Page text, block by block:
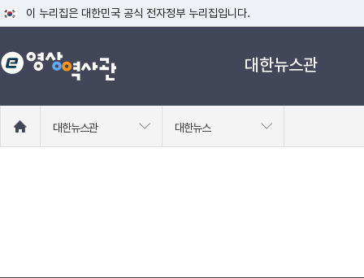
이 누리집은 대한민국 공식 전자정부 누리집입니다.
공식 누리집 주소 확인하기
go.kr 주소를 사용하는 누리집은 대한민국 정부기관이 관리하는 누리집입니
대한뉴스관
로
대한뉴스관 대한뉴스